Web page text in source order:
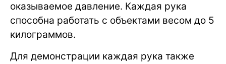
оказываемое давление. Каждая рука
способна работать с объектами весом до 5
килограммов.
Для демонстрации каждая рука также